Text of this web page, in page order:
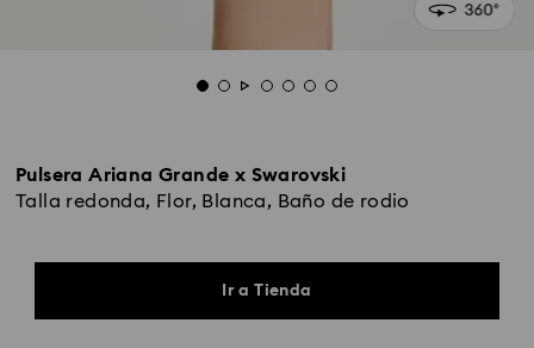
Pulsera Ariana Grande x Swarovski
Talla redonda, Flor, Blanca, Baño de rodio
Ir a Tienda